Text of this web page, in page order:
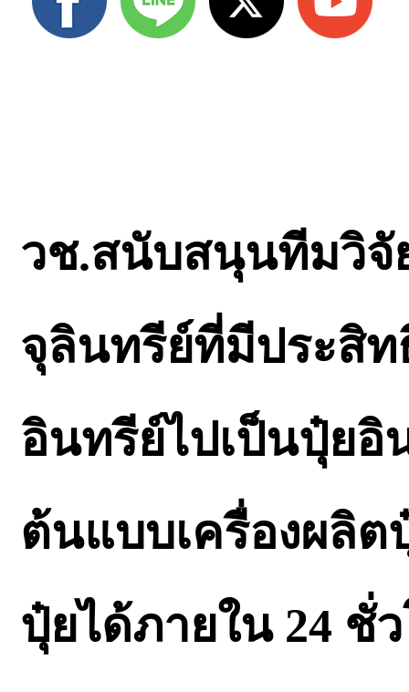
วช.สนับสนุนทีมวิ
จุลินทรีย์ที่มีประสิท
อินทรีย์ไปเป็นปุ๋ย
ต้นแบบเครื่องผลิ
ปุ๋ยได้ภายใน 24 ชั่